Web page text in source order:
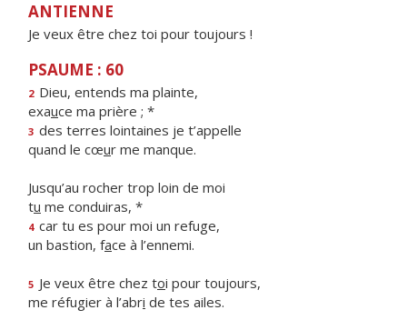
ANTIENNE
Je veux être chez toi pour toujours !
PSAUME : 60
2 Dieu, entends ma plainte,
exauce ma prière ; *
3 des terres lointaines je t’appelle
quand le cœur me manque.
Jusqu’au rocher trop loin de moi
tu me conduiras, *
4 car tu es pour moi un refuge,
un bastion, face à l’ennemi.
5 Je veux être chez toi pour toujours,
me réfugier à l’abri de tes ailes.